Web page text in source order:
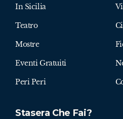
In Sicilia
Teatro
Mostre
Eventi Gratuiti
Peri Peri
Stasera Che Fai?